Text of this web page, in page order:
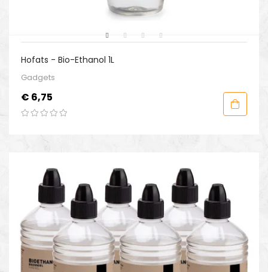
Hofats - Bio-Ethanol 1L
Gadgets
Prijs
€ 6,75